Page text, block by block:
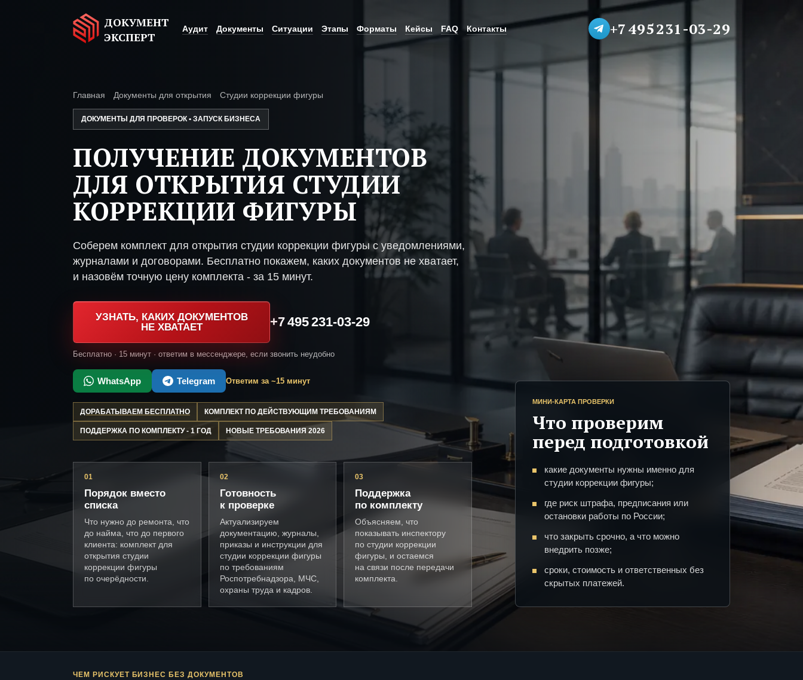
ДОКУМЕНТ
ЭКСПЕРТ
Аудит Документы Ситуации Этапы Форматы Кейсы FAQ Контакты +7 495 231-03-29
Главная Документы для открытия Студии коррекции фигуры
ДОКУМЕНТЫ ДЛЯ ПРОВЕРОК • ЗАПУСК БИЗНЕСА
ПОЛУЧЕНИЕ ДОКУМЕНТОВ
ДЛЯ ОТКРЫТИЯ СТУДИИ
КОРРЕКЦИИ ФИГУРЫ
Соберем комплект для открытия студии коррекции фигуры с уведомлениями,
журналами и договорами. Бесплатно покажем, каких документов не хватает,
и назовём точную цену комплекта - за 15 минут.
УЗНАТЬ, КАКИХ ДОКУМЕНТОВ
НЕ ХВАТАЕТ
+7 495 231-03-29
Бесплатно · 15 минут · ответим в мессенджере, если звонить неудобно
WhatsApp Telegram Ответим за ~15 минут
ДОРАБАТЫВАЕМ БЕСПЛАТНО КОМПЛЕКТ ПО ДЕЙСТВУЮЩИМ ТРЕБОВАНИЯМ
ПОДДЕРЖКА ПО КОМПЛЕКТУ - 1 ГОД НОВЫЕ ТРЕБОВАНИЯ 2026
01
Порядок вместо
списка
Что нужно до ремонта, что
до найма, что до первого
клиента: комплект для
открытия студии
коррекции фигуры
по очерёдности.
02
Готовность
к проверке
Актуализируем
документацию, журналы,
приказы и инструкции для
студии коррекции фигуры
по требованиям
Роспотребнадзора, МЧС,
охраны труда и кадров.
03
Поддержка
по комплекту
Объясняем, что
показывать инспектору
по студии коррекции
фигуры, и остаемся
на связи после передачи
комплекта.
МИНИ-КАРТА ПРОВЕРКИ
Что проверим
перед подготовкой
какие документы нужны именно для
студии коррекции фигуры;
где риск штрафа, предписания или
остановки работы по России;
что закрыть срочно, а что можно
внедрить позже;
сроки, стоимость и ответственных без
скрытых платежей.
ЧЕМ РИСКУЕТ БИЗНЕС БЕЗ ДОКУМЕНТОВ